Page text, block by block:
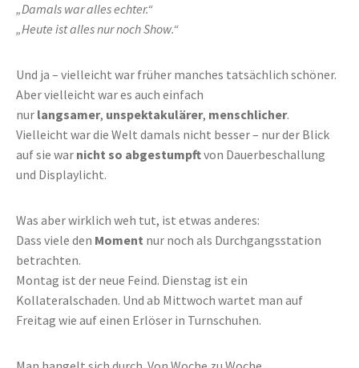
„Damals war alles echter.“
„Heute ist alles nur noch Show.“
Und ja – vielleicht war früher manches tatsächlich schöner.
Aber vielleicht war es auch einfach
nur langsamer, unspektakulärer, menschlicher.
Vielleicht war die Welt damals nicht besser – nur der Blick
auf sie war nicht so abgestumpftvon Dauerbeschallung
und Displaylicht.
Was aber wirklich weh tut, ist etwas anderes:
Dass viele den Moment nur noch als Durchgangsstation
betrachten.
Montag ist der neue Feind. Dienstag ist ein
Kollateralschaden. Und ab Mittwoch wartet man auf
Freitag wie auf einen Erlöser in Turnschuhen.